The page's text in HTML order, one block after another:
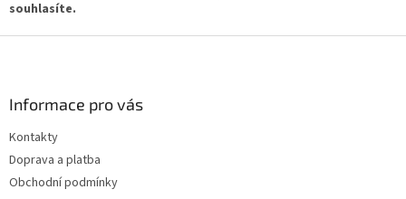
souhlasíte.
Informace pro vás
Kontakty
Doprava a platba
Obchodní podmínky